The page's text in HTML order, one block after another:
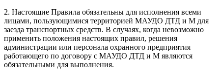
2. Настоящие Правила обязательны для исполнения всеми
лицами, пользующимися территорией МАУДО ДТД и М для
заезда транспортных средств. В случаях, когда невозможно
применить положения настоящих правил, решения
администрации или персонала охранного предприятия
работающего по договору с МАУДО ДТД и М являются
обязательными для выполнения.